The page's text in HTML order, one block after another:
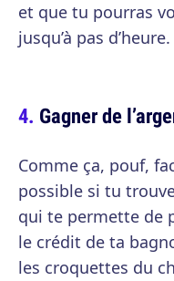
et que tu pourras
jusqu’à pas
Gagner de
Comme ça, pouf,
possible si tu
qui te permette de
le crédit de ta
les croquettes du